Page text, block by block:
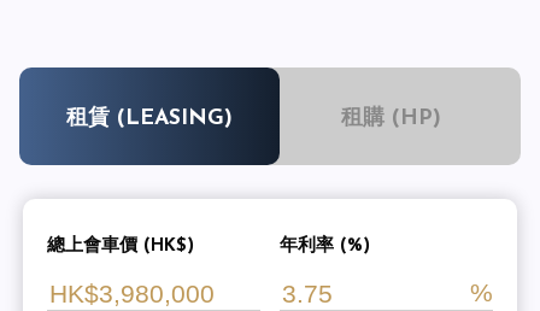
租賃 (LEASING) 租購 (HP)
總上會車價 (HK$) 年利率 (%)